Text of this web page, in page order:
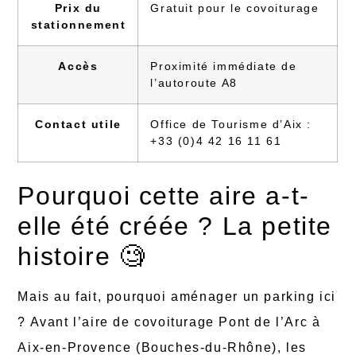
Prix du
stationnement
Gratuit pour le covoiturage
Accès
Proximité immédiate de
l’autoroute A8
Contact utile
Office de Tourisme d’Aix :
+33 (0)4 42 16 11 61
Pourquoi cette aire a-t-
elle été créée ? La petite
histoire 🧐
Mais au fait, pourquoi aménager un parking ici
? Avant l’aire de covoiturage Pont de l’Arc à
Aix-en-Provence (Bouches-du-Rhône), les